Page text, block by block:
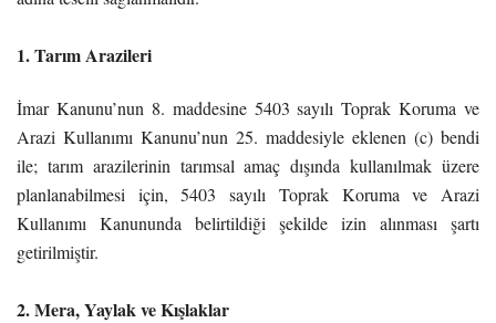
1. Tarım Arazileri
İmar Kanunu’nun 8. maddesine 5403 sayılı Toprak Koruma ve
Arazi Kullanımı Kanunu’nun 25. maddesiyle eklenen (c) bendi
ile; tarım arazilerinin tarımsal amaç dışında kullanılmak üzere
planlanabilmesi için, 5403 sayılı Toprak Koruma ve Arazi
Kullanımı Kanununda belirtildiği şekilde izin alınması şartı
getirilmiştir.
2. Mera, Yaylak ve Kışlaklar